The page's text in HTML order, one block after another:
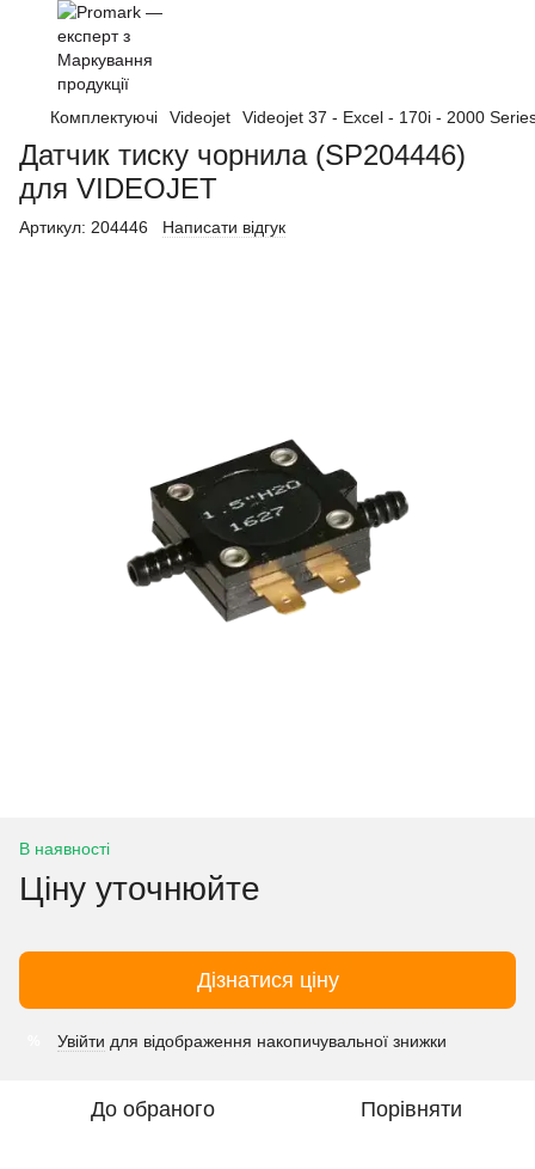
Комплектуючі Videojet Videojet 37 - Excel - 170i - 2000
Датчик тиску чорнила (SP204446)
для VIDEOJET
Артикул: 204446 Написати відгук
В наявності
Ціну уточнюйте
Дізнатися ціну
Увійти для відображення накопичувальної знижки
До обраного Порівняти